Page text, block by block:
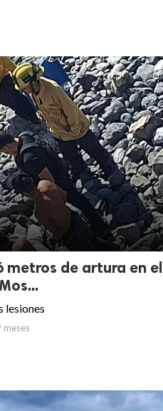
metros de artura en el
lesiones
meses